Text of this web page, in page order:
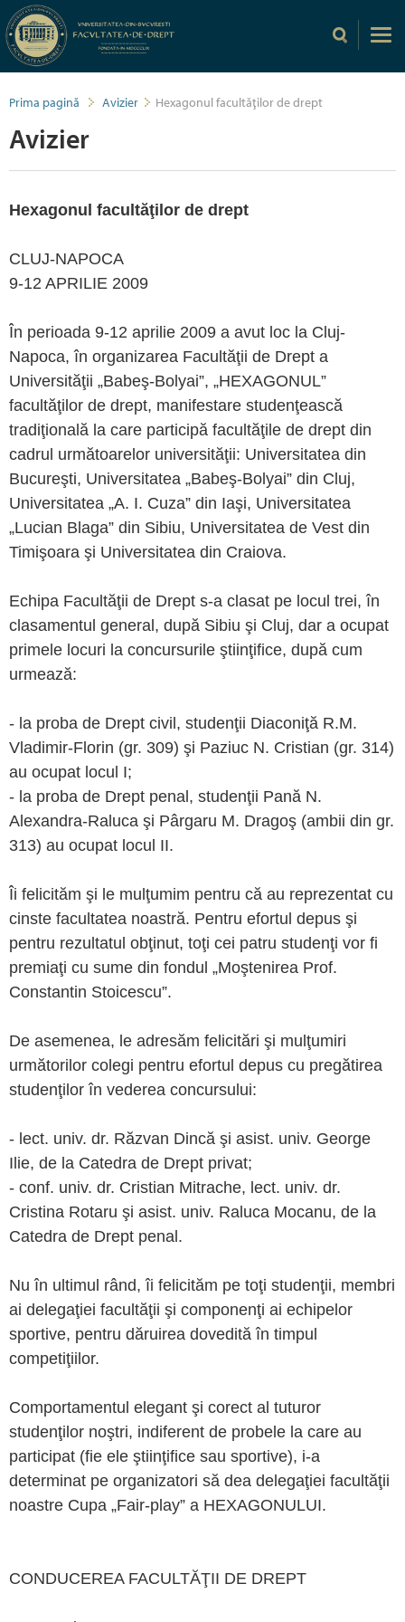
Prima pagină Avizier Hexagonul facultăţilor de drept
Avizier
Hexagonul facultăţilor de drept
CLUJ-NAPOCA
9-12 APRILIE 2009
În perioada 9-12 aprilie 2009 a avut loc la Cluj-
Napoca, în organizarea Facultăţii de Drept a
Universităţii „Babeş-Bolyai”, „HEXAGONUL”
facultăţilor de drept, manifestare studenţească
tradiţională la care participă facultăţile de drept din
cadrul următoarelor universităţii: Universitatea din
Bucureşti, Universitatea „Babeş-Bolyai” din Cluj,
Universitatea „A. I. Cuza” din Iaşi, Universitatea
„Lucian Blaga” din Sibiu, Universitatea de Vest din
Timişoara şi Universitatea din Craiova.
Echipa Facultăţii de Drept s-a clasat pe locul trei, în
clasamentul general, după Sibiu şi Cluj, dar a ocupat
primele locuri la concursurile ştiinţifice, după cum
urmează:
- la proba de Drept civil, studenţii Diaconiţă R.M.
Vladimir-Florin (gr. 309) şi Paziuc N. Cristian (gr. 314)
au ocupat locul I;
- la proba de Drept penal, studenţii Pană N.
Alexandra-Raluca şi Pârgaru M. Dragoş (ambii din gr.
313) au ocupat locul II.
Îi felicităm şi le mulţumim pentru că au reprezentat cu
cinste facultatea noastră. Pentru efortul depus şi
pentru rezultatul obţinut, toţi cei patru studenţi vor fi
premiaţi cu sume din fondul „Moştenirea Prof.
Constantin Stoicescu”.
De asemenea, le adresăm felicitări şi mulţumiri
următorilor colegi pentru efortul depus cu pregătirea
studenţilor în vederea concursului:
- lect. univ. dr. Răzvan Dincă şi asist. univ. George
Ilie, de la Catedra de Drept privat;
- conf. univ. dr. Cristian Mitrache, lect. univ. dr.
Cristina Rotaru şi asist. univ. Raluca Mocanu, de la
Catedra de Drept penal.
Nu în ultimul rând, îi felicităm pe toţi studenţii, membri
ai delegaţiei facultăţii şi componenţi ai echipelor
sportive, pentru dăruirea dovedită în timpul
competiţiilor.
Comportamentul elegant şi corect al tuturor
studenţilor noştri, indiferent de probele la care au
participat (fie ele ştiinţifice sau sportive), i-a
determinat pe organizatori să dea delegaţiei facultăţii
noastre Cupa „Fair-play” a HEXAGONULUI.
CONDUCEREA FACULTĂŢII DE DREPT